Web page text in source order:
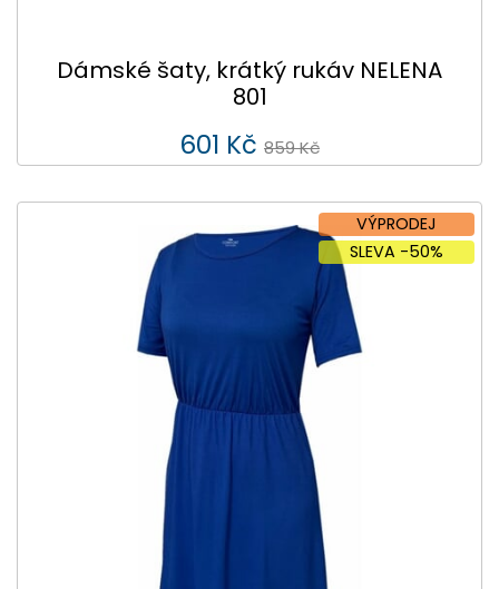
Dámské šaty, krátký rukáv NELENA
801
601 Kč 859 Kč
VÝPRODEJ
SLEVA -50%